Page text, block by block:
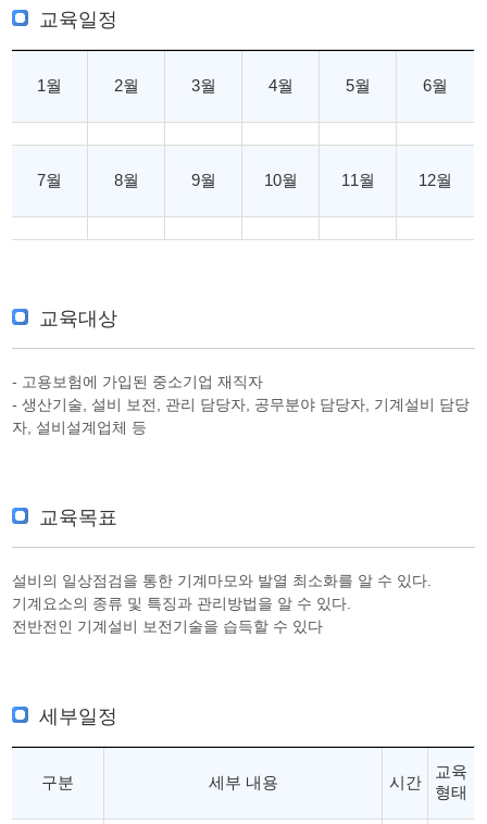
교육일정
1월 2월 3월 4월 5월 6월
7월 8월 9월 10월 11월 12월
교육대상
- 고용보험에 가입된 중소기업 재직자
- 생산기술, 설비 보전, 관리 담당자, 공무분야 담당자, 기계설비 담당
자, 설비설계업체 등
교육목표
설비의 일상점검을 통한 기계마모와 발열 최소화를 알 수 있다.
기계요소의 종류 및 특징과 관리방법을 알 수 있다.
전반전인 기계설비 보전기술을 습득할 수 있다
세부일정
구분 세부 내용 시간
교육
형태